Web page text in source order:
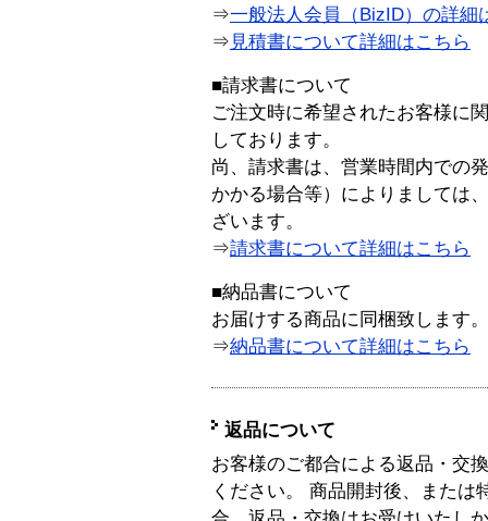
⇒一般法人会員（BizID）の詳細
⇒ 見積書について詳細はこちら
■請求書について
ご注文時に希望されたお客様に
しております。
尚、請求書は、営業時間内での
かかる場合等）によりましては
ざいます。
⇒請求書について詳細はこちら
■納品書について
お届けする商品に同梱致します。
⇒納品書について詳細はこちら
返品について
お客様のご都合による返品・交
ください。 商品開封後、または